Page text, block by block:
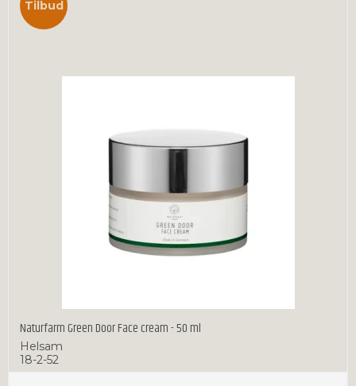
Tilbud
Naturfarm Green Door Face cream - 50 ml
Helsam
18-2-52